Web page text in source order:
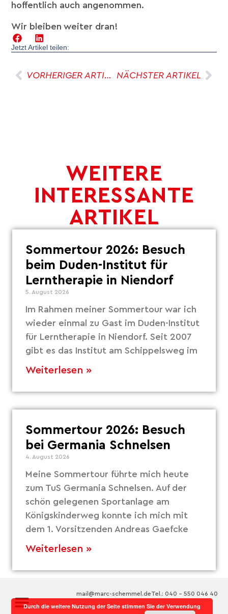
hoffentlich auch angenommen.
Wir bleiben weiter dran!
Jetzt Artikel teilen:
VORHERIGER ARTIKEL NÄCHSTER ARTIKEL
WEITERE
INTERESSANTE
ARTIKEL
Sommertour 2026: Besuch
beim Duden-Institut für
Lerntherapie in Niendorf
5. August 2026
Im Rahmen meiner Sommertour war ich
wieder einmal zu Gast im Duden-Institut
für Lerntherapie in Niendorf. Seit 2007
gibt es das Institut am Schippelsweg im
Weiterlesen »
Sommertour 2026: Besuch
bei Germania Schnelsen
4. August 2026
Meine Sommertour führte mich heute
zum TuS Germania Schnelsen. Auf der
schön gelegenen Sportanlage am
Königskinderweg konnte ich mich mit
dem 1. Vorsitzenden Andreas Gaefcke
Weiterlesen »
Tel.: 040 – 550 046 40
mail@marc-schemmel.de
Durch die weitere Nutzung der Seite stimmen Sie der Verwendung